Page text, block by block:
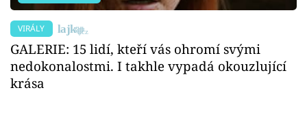
VIRÁLY
GALERIE: 15 lidí, kteří vás ohromí svými
nedokonalostmi. I takhle vypadá okouzlující
krása